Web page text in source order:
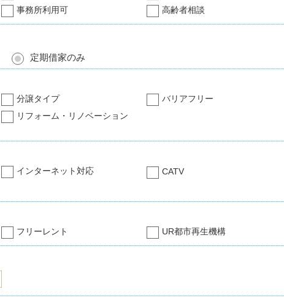
事務所利用可 高齢者相談
定期借家のみ
分譲タイプ バリアフリー
リフォーム・リノベーション
インターネット対応 CATV
フリーレント UR都市再生機構